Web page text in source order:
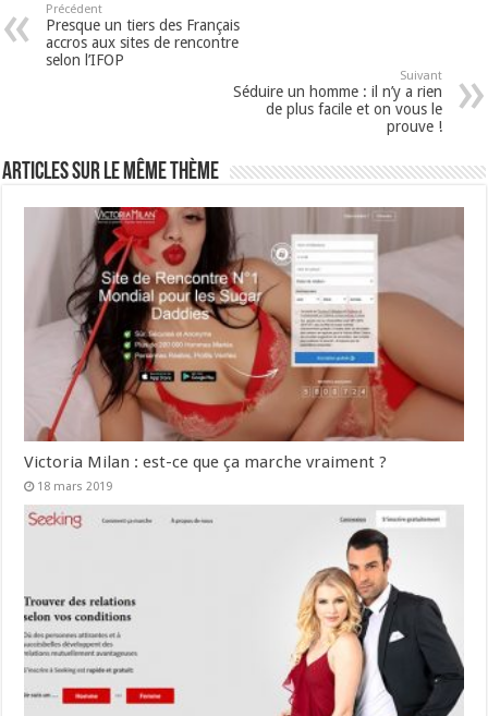
Précédent
Presque un tiers des Français
accros aux sites de rencontre
selon l’IFOP
Suivant
Séduire un homme : il n’y a rien
de plus facile et on vous le
prouve !
Articles sur le même thème
Victoria Milan : est-ce que ça marche vraiment ?
18 mars 2019